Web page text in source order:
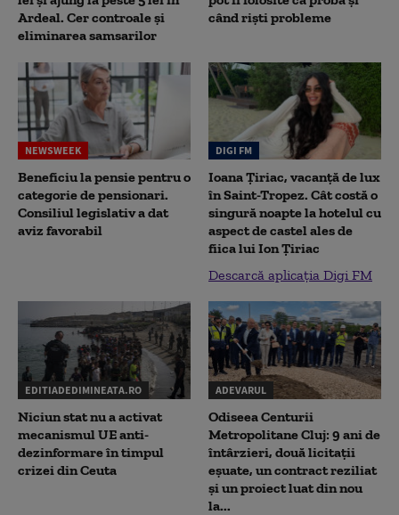
Ardeal. Cer controale și
eliminarea samsarilor
când riști probleme
NEWSWEEK
Beneficiu la pensie pentru o
categorie de pensionari.
Consiliul legislativ a dat
aviz favorabil
DIGI FM
Ioana Țiriac, vacanță de lux
în Saint-Tropez. Cât costă o
singură noapte la hotelul cu
aspect de castel ales de
fiica lui Ion Țiriac
Descarcă aplicația Digi FM
EDITIADEDIMINEATA.RO
Niciun stat nu a activat
mecanismul UE anti-
dezinformare în timpul
crizei din Ceuta
ADEVARUL
Odiseea Centurii
Metropolitane Cluj: 9 ani de
întârzieri, două licitații
eșuate, un contract reziliat
și un proiect luat din nou
la...